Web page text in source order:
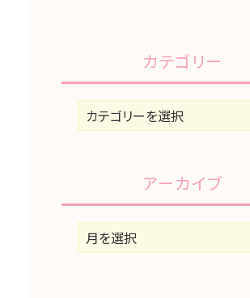
カテゴリー
カ
テ
アーカイブ
ア
ー